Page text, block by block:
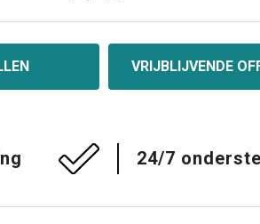
VRIJBLIJVENDE
24/7